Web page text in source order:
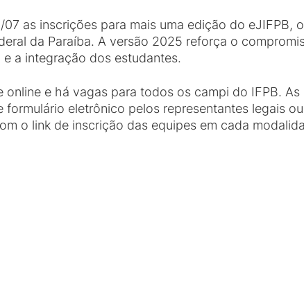
as inscrições para mais uma edição do eJIFPB,
da Paraíba. A versão 2025 reforça o
a integração dos estudantes.
e há vagas para todos os campi do IFPB. As
formulário eletrônico pelos representantes legais
o link de inscrição das equipes em cada